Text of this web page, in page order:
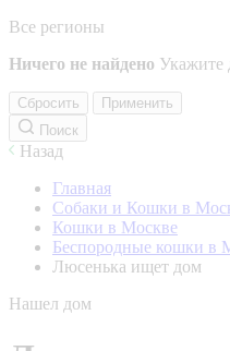
Все регионы
Ничего не найдено Укажите
Сбросить
Применить
Поиск
Назад
Главная
Собаки и Кошки в
Кошки в Москве
Беспородные кошки в
Люсенька ищет дом
Нашел дом